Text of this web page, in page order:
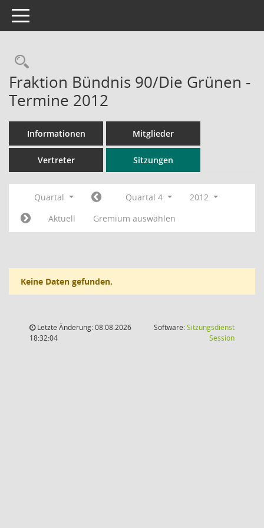
Toggle navigation
Rechercheauswahl
Fraktion Bündnis 90/Die Grünen -
Termine 2012
Informationen Mitglieder
Vertreter Sitzungen
Quartal Quartal 4
2012
Aktuell
Gremium auswählen
Keine Daten gefunden.
Letzte Änderung: 08.08.2026
18:32:04
Software:Sitzungsdienst
Session(Wird in